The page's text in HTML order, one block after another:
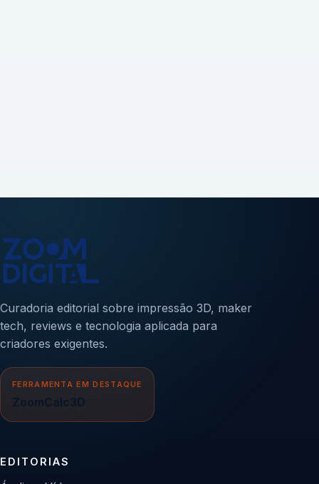
Curadoria editorial sobre impressão 3D, maker
tech, reviews e tecnologia aplicada para
criadores exigentes.
FERRAMENTA EM DESTAQUE
ZoomCalc3D
EDITORIAS